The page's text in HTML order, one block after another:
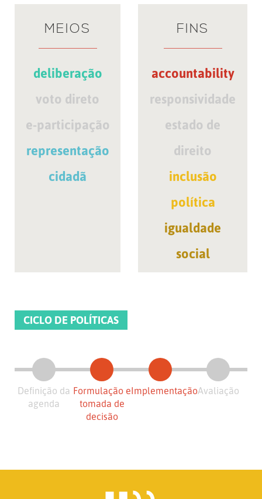
MEIOS
deliberação
voto direto
e-participação
representação
cidadã
FINS
accountability
responsividade
estado de
direito
inclusão
política
igualdade
social
CICLO DE POLÍTICAS
Definição da
agenda
Formulação e
tomada de
decisão
ImplementaçãoAvaliação